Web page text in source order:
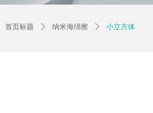
首页标题 ꄲ 纳米海绵擦 ꄲ 小立方体